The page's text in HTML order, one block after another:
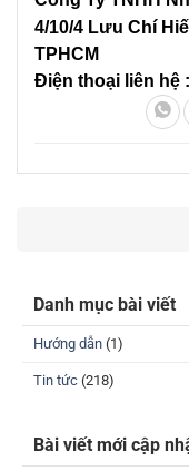
4/10/4 Lưu Chí
TPHCM
Điện thoại liên hệ
Danh mục bài viết
Hướng dẫn (1)
Tin tức (218)
Bài viết mới cập